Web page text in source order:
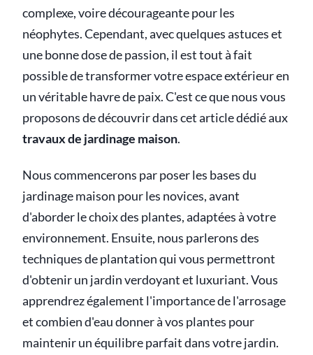
complexe, voire décourageante pour les
néophytes. Cependant, avec quelques astuces et
une bonne dose de passion, il est tout à fait
possible de transformer votre espace extérieur en
un véritable havre de paix. C'est ce que nous vous
proposons de découvrir dans cet article dédié aux
travaux de jardinage maison.
Nous commencerons par poser les bases du
jardinage maison pour les novices, avant
d'aborder le choix des plantes, adaptées à votre
environnement. Ensuite, nous parlerons des
techniques de plantation qui vous permettront
d'obtenir un jardin verdoyant et luxuriant. Vous
apprendrez également l'importance de l'arrosage
et combien d'eau donner à vos plantes pour
maintenir un équilibre parfait dans votre jardin.